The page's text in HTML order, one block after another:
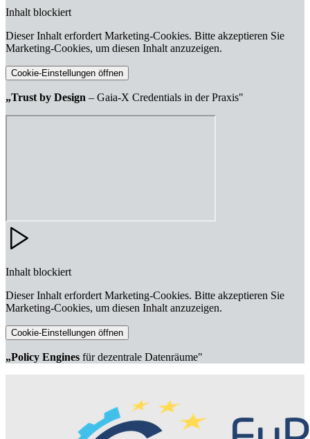
Inhalt blockiert
Dieser Inhalt erfordert Marketing-Cookies. Bitte akzeptieren Sie
Marketing-Cookies, um diesen Inhalt anzuzeigen.
Cookie-Einstellungen öffnen
„Trust by Design – Gaia-X Credentials in der Praxis"
Inhalt blockiert
Dieser Inhalt erfordert Marketing-Cookies. Bitte akzeptieren Sie
Marketing-Cookies, um diesen Inhalt anzuzeigen.
Cookie-Einstellungen öffnen
„Policy Engines für dezentrale Datenräume"